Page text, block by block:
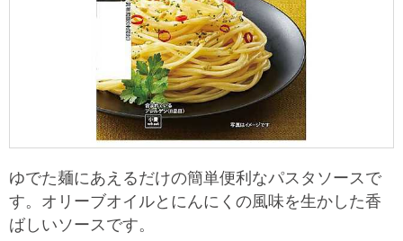
セブンプレミアム
食の安全・安心への取組み
ギフト
プリペイドカード・金券
マルチコピー機でできること
マルチコピー機でできることトップ
コピー
プリント
便利なサービス
宅配便
切手・はがき・印紙
チケットサービス
セブンチケット
セブン‐イレブンでお受取り
ニュースリリース
企業理念
会社概要
サステナビリティ
サステナビリティトップ
セブン＆アイ・ホールディングスの重点課題
サステナビリティ活動基本方針
加盟店オーナー募集 物件募集・購入
ゆでた麺にあえるだけの簡単便利なパスタソースで
す。オリーブオイルとにんにくの風味を生かした香
ばしいソースです。